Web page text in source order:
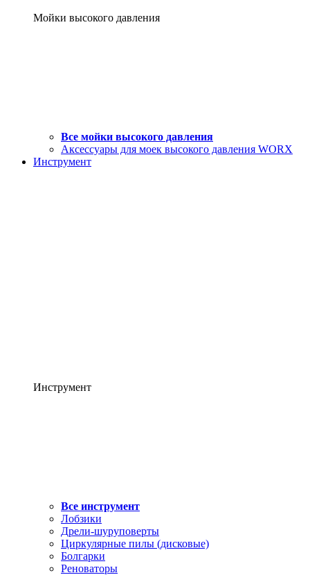
Мойки высокого давления
Все мойки высокого давления
Аксессуары для моек высокого давления WORX
Инструмент
Инструмент
Все инструмент
Лобзики
Дрели-шуруповерты
Циркулярные пилы (дисковые)
Болгарки
Реноваторы